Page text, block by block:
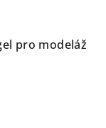
pro modeláž